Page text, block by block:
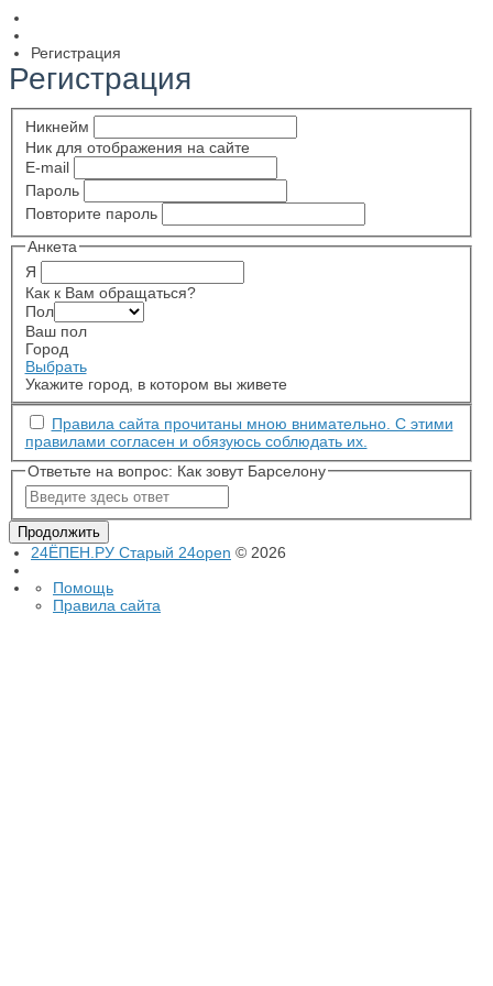
Регистрация
Регистрация
Никнейм
Ник для отображения на сайте
E-mail
Пароль
Повторите пароль
Анкета
Я
Как к Вам обращаться?
Пол
Ваш пол
Город
Выбрать
Укажите город, в котором вы живете
Правила сайта прочитаны мною внимательно. С этими
правилами согласен и обязуюсь соблюдать их.
Ответьте на вопрос: Как зовут Барселону
24ЁПЕН.РУ Старый 24open © 2026
Помощь
Правила сайта